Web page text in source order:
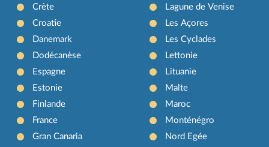
Crète
Croatie
Danemark
Dodécanèse
Espagne
Estonie
Finlande
France
Gran Canaria
Lagune de Venise
Les Açores
Les Cyclades
Lettonie
Lituanie
Malte
Maroc
Monténégro
Nord Egée